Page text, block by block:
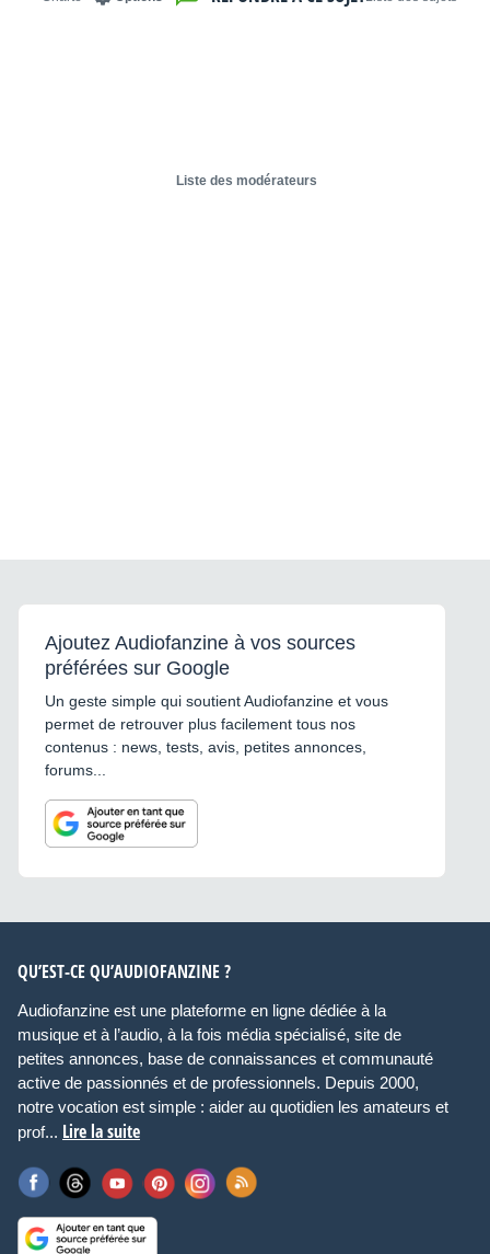
Liste des modérateurs
Ajoutez Audiofanzine à vos sources
préférées sur Google
Un geste simple qui soutient Audiofanzine et vous
permet de retrouver plus facilement tous nos
contenus : news, tests, avis, petites annonces,
forums...
QU’EST-CE QU’AUDIOFANZINE ?
Audiofanzine est une plateforme en ligne dédiée à la
musique et à l’audio, à la fois média spécialisé, site de
petites annonces, base de connaissances et communauté
active de passionnés et de professionnels. Depuis 2000,
notre vocation est simple : aider au quotidien les amateurs et
prof... Lire la suite